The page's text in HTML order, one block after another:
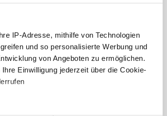
IP-Adresse, mithilfe von Technologien
und so personalisierte Werbung und
von Angeboten zu ermöglichen.
Einwilligung jederzeit über die Cookie-